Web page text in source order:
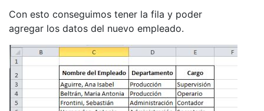
Con esto conseguimos tener la fila y poder
agregar los datos del nuevo empleado.